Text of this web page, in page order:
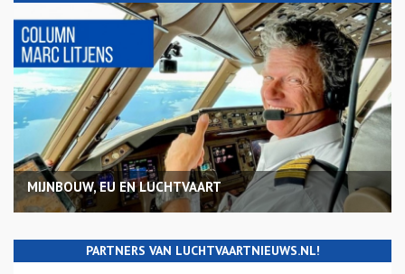
MIJNBOUW, EU EN LUCHTVAART
PARTNERS VAN LUCHTVAARTNIEUWS.NL!